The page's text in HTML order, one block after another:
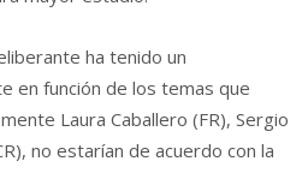
ha tenido un
en función de los temas que
Laura Caballero (FR), Sergio
no estarían de acuerdo con la